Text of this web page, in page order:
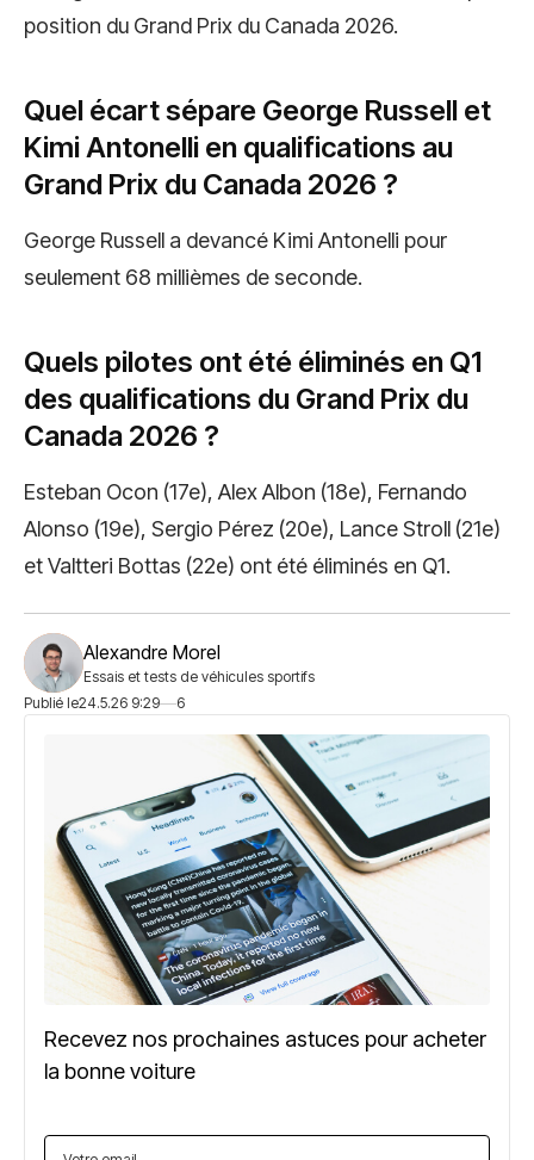
position du Grand Prix du Canada 2026.
Quel écart sépare George Russell et
Kimi Antonelli en qualifications au
Grand Prix du Canada 2026 ?
George Russell a devancé Kimi Antonelli pour
seulement 68 millièmes de seconde.
Quels pilotes ont été éliminés en Q1
des qualifications du Grand Prix du
Canada 2026 ?
Esteban Ocon (17e), Alex Albon (18e), Fernando
Alonso (19e), Sergio Pérez (20e), Lance Stroll (21e)
et Valtteri Bottas (22e) ont été éliminés en Q1.
Alexandre Morel
Essais et tests de véhicules sportifs
Publié le24.5.26 9:29 6
Recevez nos prochaines astuces pour acheter
la bonne voiture